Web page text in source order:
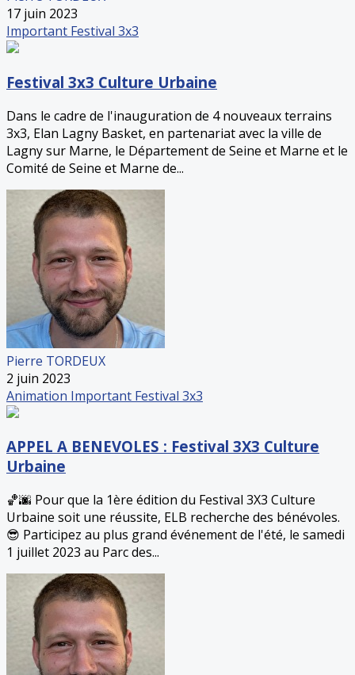
17 juin 2023
Important Festival 3x3
Festival 3x3 Culture Urbaine
Dans le cadre de l'inauguration de 4 nouveaux terrains
3x3, Elan Lagny Basket, en partenariat avec la ville de
Lagny sur Marne, le Département de Seine et Marne et le
Comité de Seine et Marne de...
Pierre TORDEUX
2 juin 2023
Animation Important Festival 3x3
APPEL A BENEVOLES : Festival 3X3 Culture
Urbaine
🏀🌆 Pour que la 1ère édition du Festival 3X3 Culture
Urbaine soit une réussite, ELB recherche des bénévoles.
😎 Participez au plus grand événement de l'été, le samedi
1 juillet 2023 au Parc des...